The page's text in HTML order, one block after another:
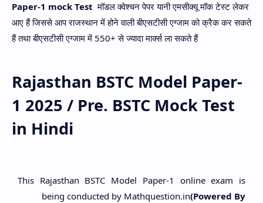
Paper-1 mock Test मॉडल क्वेश्चन पेपर यानी एमसीक्यू मॉक टेस्ट लेकर
आए हैं जिससे आप राजस्थान में होने वाली बीएसटीसी एग्जाम को क्रैक कर सकते
हैं तथा बीएसटीसी एग्जाम में 550+ से ज्यादा मार्क्स ला सकते हैं
Rajasthan BSTC Model Paper-
1 2025 / Pre. BSTC Mock Test
in Hindi
This Rajasthan BSTC Model Paper-1 online exam is
being conducted by Mathquestion.in(Powered By